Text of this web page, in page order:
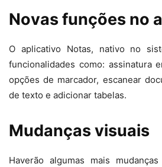
Novas funções no
O aplicativo Notas, nativo no
funcionalidades como: assinatura
opções de marcador, escanear
de texto e adicionar tabelas.
Mudanças visuais
Haverão algumas mais